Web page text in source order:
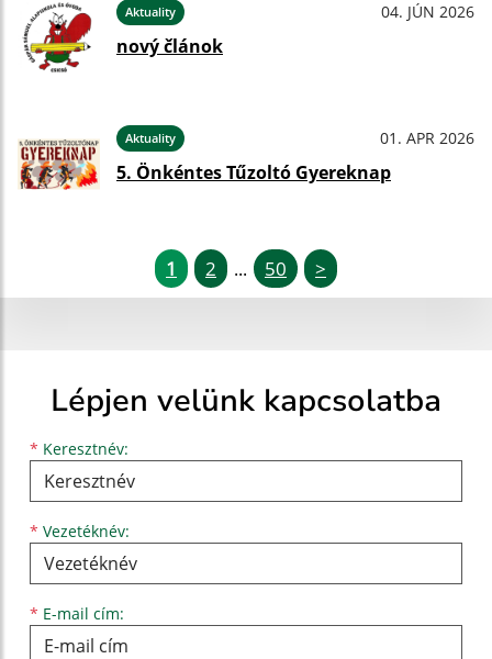
Aktuality 04. JÚN 2026
nový článok
Aktuality 01. APR 2026
5. Önkéntes Tűzoltó Gyereknap
1 2 ... 50 >
Lépjen velünk kapcsolatba
* Keresztnév:
Keresztnév
* Vezetéknév:
Vezetéknév
* E-mail cím:
E-mail cím